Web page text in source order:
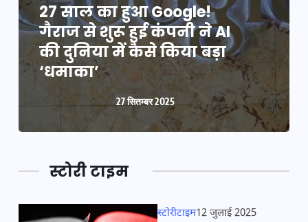
27 साल का हुआ Google!
गैराज से शुरू हुई कंपनी ने AI
की दुनिया में कैसे किया बड़ा
‘धमाका’
27 सितम्बर 2025
स्टोरी टाइम
स्टोरीटाइम12 जुलाई 2025